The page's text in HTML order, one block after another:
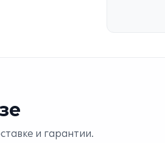
и гарантии.